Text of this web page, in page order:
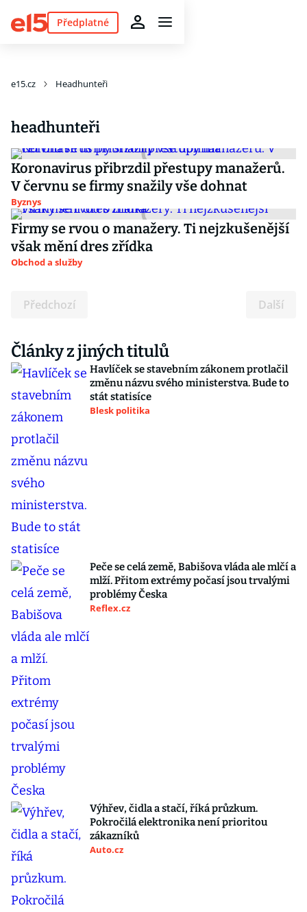
Předplatné
e15.cz Headhunteři
headhunteři
Koronavirus přibrzdil přestupy manažerů.
V červnu se firmy snažily vše dohnat
Byznys
Firmy se rvou o manažery. Ti nejzkušenější
však mění dres zřídka
Obchod a služby
Předchozí Další
Články z jiných titulů
Havlíček se stavebním zákonem protlačil
změnu názvu svého ministerstva. Bude to
stát statisíce
Blesk politika
Peče se celá země, Babišova vláda ale mlčí a
mlží. Přitom extrémy počasí jsou trvalými
problémy Česka
Reflex.cz
Výhřev, čidla a stačí, říká průzkum.
Pokročilá elektronika není prioritou
zákazníků
Auto.cz